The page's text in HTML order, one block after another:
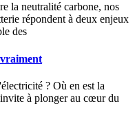
la neutralité carbone, nos
répondent à deux enjeux
des
? Où en est la
à plonger au cœur du